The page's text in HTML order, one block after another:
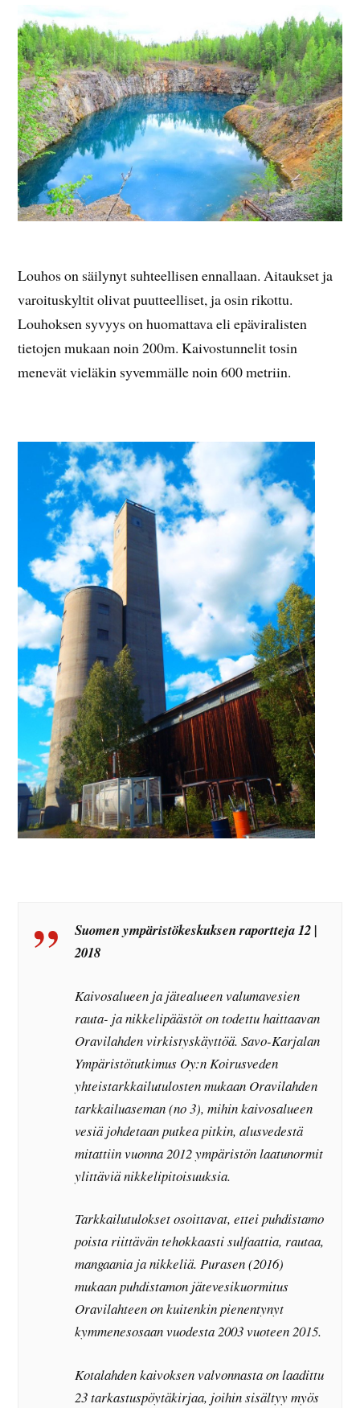
Louhos on säilynyt suhteellisen ennallaan. Aitaukset ja
varoituskyltit olivat puutteelliset, ja osin rikottu.
Louhoksen syvyys on huomattava eli epäviralisten
tietojen mukaan noin 200m. Kaivostunnelit tosin
menevät vieläkin syvemmälle noin 600 metriin.
Suomen ympäristökeskuksen raportteja 12 |
2018
Kaivosalueen ja jätealueen valumavesien
rauta- ja nikkelipäästöt on todettu haittaavan
Oravilahden virkistyskäyttöä. Savo-Karjalan
Ympäristötutkimus Oy:n Koirusveden
yhteistarkkailutulosten mukaan Oravilahden
tarkkailuaseman (no 3), mihin kaivosalueen
vesiä johdetaan putkea pitkin, alusvedestä
mitattiin vuonna 2012 ympäristön laatunormit
ylittäviä nikkelipitoisuuksia.
Tarkkailutulokset osoittavat, ettei puhdistamo
poista riittävän tehokkaasti sulfaattia, rautaa,
mangaania ja nikkeliä. Purasen (2016)
mukaan puhdistamon jätevesikuormitus
Oravilahteen on kuitenkin pienentynyt
kymmenesosaan vuodesta 2003 vuoteen 2015.
Kotalahden kaivoksen valvonnasta on laadittu
23 tarkastuspöytäkirjaa, joihin sisältyy myös